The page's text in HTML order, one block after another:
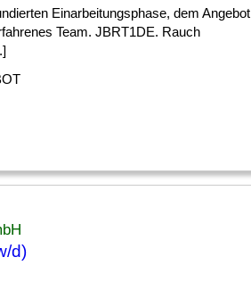
Einarbeitungsphase, dem Angebot
Team. JBRT1DE. Rauch
d)